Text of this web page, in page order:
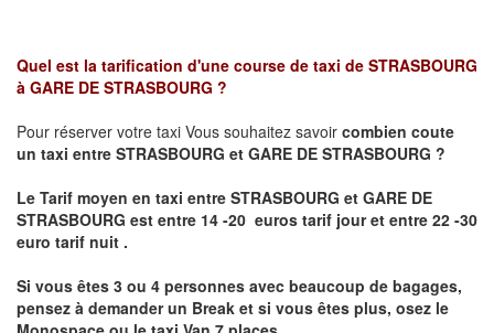
Quel est la tarification d'une course de taxi de STRASBOURG
à GARE DE STRASBOURG ?
Pour réserver votre taxi Vous souhaitez savoir combien coute
un taxi entre STRASBOURG et GARE DE STRASBOURG ?
Le Tarif moyen en taxi entre STRASBOURG et GARE DE
STRASBOURG est entre 14 -20 euros tarif jour et entre 22 -30
euro tarif nuit .
Si vous êtes 3 ou 4 personnes avec beaucoup de bagages,
pensez à demander un Break et si vous êtes plus, osez le